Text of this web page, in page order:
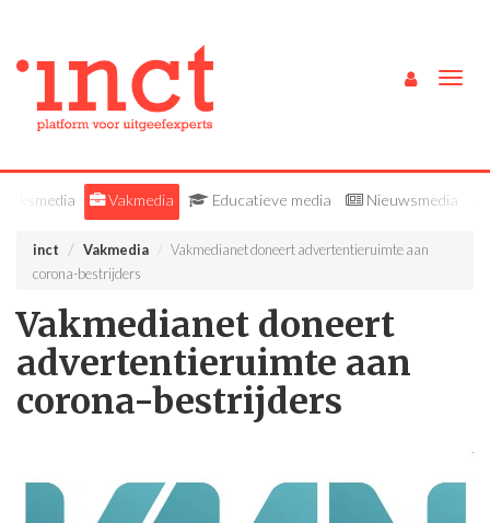
Vakmedia Educatieve media Nieuwsmedia
inct Vakmedia
Vakmedianet doneert advertentieruimte aan
corona-bestrijders
Vakmedianet doneert
advertentieruimte aan
corona-bestrijders